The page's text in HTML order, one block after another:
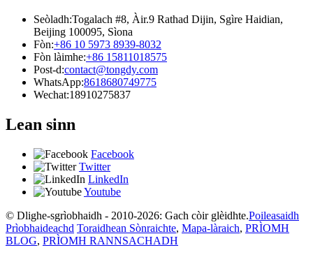
Seòladh:Togalach #8, Àir.9 Rathad Dijin, Sgìre Haidian,
Beijing 100095, Sìona
Fòn:+86 10 5973 8939-8032
Fòn làimhe:+86 15811018575
Post-d:contact@tongdy.com
WhatsApp:8618680749775
Wechat:18910275837
Lean sinn
Facebook
Twitter
LinkedIn
Youtube
© Dlighe-sgrìobhaidh - 2010-2026: Gach còir glèidhte.Poileasaidh
Prìobhaideachd Toraidhean Sònraichte, Mapa-làraich, PRÌOMH
BLOG, PRÌOMH RANNSACHADH